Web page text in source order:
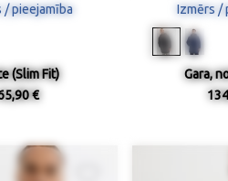
/ pieejamība
(Slim Fit)
€
Izmērs /
Gara,